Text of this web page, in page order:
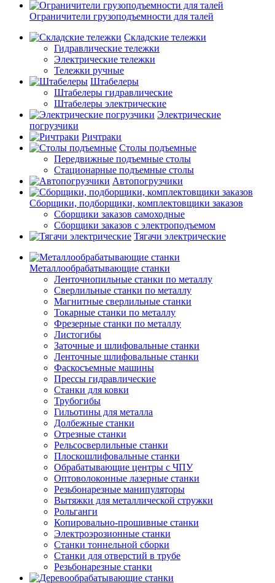
Ограничители грузоподъемности для талей
Складские тележки
Гидравлические тележки
Электрические тележки
Тележки ручные
Штабелеры
Штабелеры гидравлические
Штабелеры электрические
Электрические
погрузчики
Ричтраки
Столы подъемные
Передвижные подъемные столы
Стационарные подъемные столы
Автопогрузчики
Сборщики, подборщики, комплектовщики заказов
Сборщики заказов самоходные
Сборщики заказов с электроподъемом
Тягачи электрические
Металлообрабатывающие станки
Ленточнопильные станки по металлу
Сверлильные станки по металлу
Магнитные сверлильные станки
Токарные станки по металлу
Фрезерные станки по металлу
Листогибы
Заточные и шлифовальные станки
Ленточные шлифовальные станки
Фаскосъемные машины
Прессы гидравлические
Станки для ковки
Трубогибы
Гильотины для металла
Долбежные станки
Отрезные станки
Рельсосверлильные станки
Плоскошлифовальные станки
Обрабатывающие центры с ЧПУ
Оптоволоконные лазерные станки
Резьбонарезные манипуляторы
Вытяжки для металлической стружки
Рольганги
Копировально-прошивные станки
Электроэрозионные станки
Станки тоннельной сборки
Станки для отверстий в трубе
Резьбонарезные станки